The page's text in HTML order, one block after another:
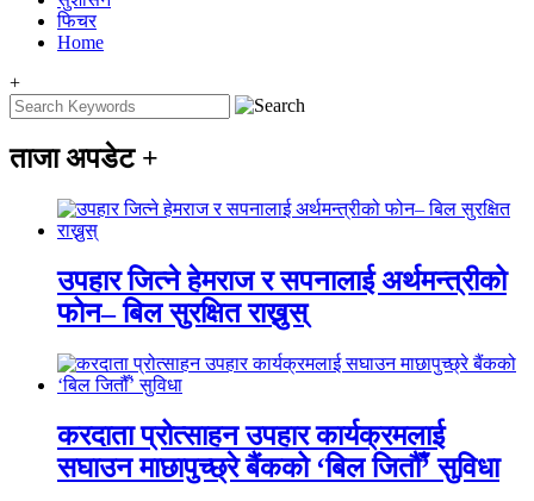
फिचर
Home
+
ताजा अपडेट +
उपहार जित्ने हेमराज र सपनालाई अर्थमन्त्रीको
फोन– बिल सुरक्षित राख्नुस्
करदाता प्रोत्साहन उपहार कार्यक्रमलाई
सघाउन माछापुच्छ्रे बैंकको ‘बिल जितौँ’ सुविधा